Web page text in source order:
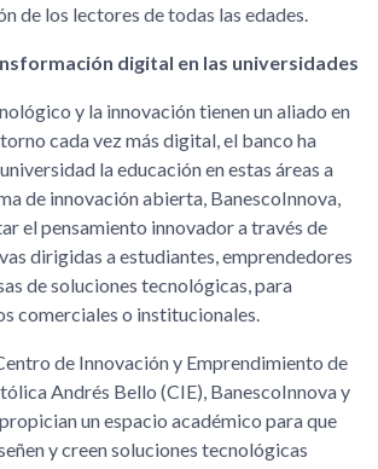
de los lectores de todas las edades.
digital en las universidades
y la innovación tienen un aliado en
cada vez más digital, el banco ha
la educación en estas áreas a
de innovación abierta, BanescoInnova,
el pensamiento innovador a través de
dirigidas a estudiantes, emprendedores
de soluciones tecnológicas, para
comerciales o institucionales.
de Innovación y Emprendimiento de
Andrés Bello (CIE), BanescoInnova y
un espacio académico para que
y creen soluciones tecnológicas